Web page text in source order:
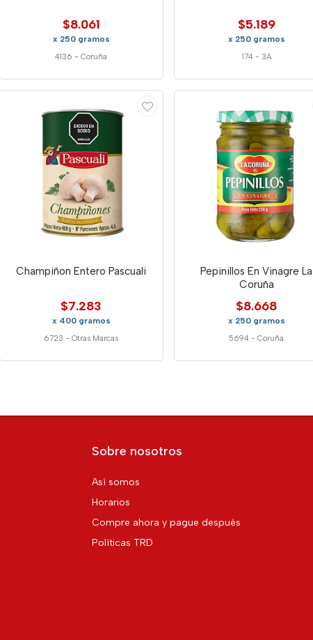
$8.061
x 250 gramos
4136 -Coruña
$5.189
x 250 gramos
174 - 3A
Champiñon Entero Pascuali
$7.283
x 400 gramos
6723 -Otras Marcas
Pepinillos En Vinagre La
Coruña
$8.668
x 250 gramos
5694 -Coruña
Sobre nosotros
Así somos
Horarios
Compre ahora y pague después
Políticas TRD